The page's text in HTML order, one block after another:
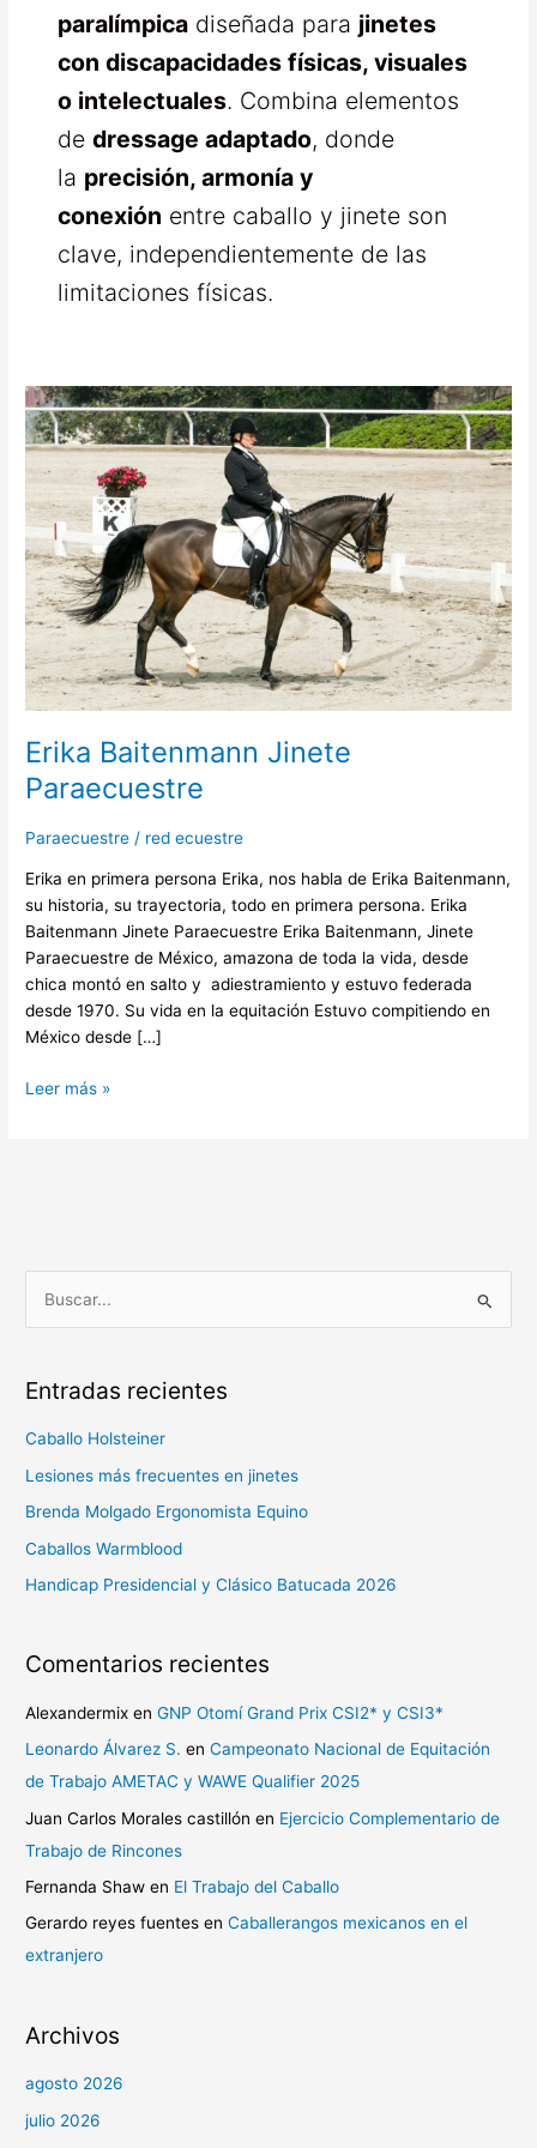
paralímpica diseñada para jinetes
con discapacidades físicas, visuales
o intelectuales. Combina elementos
dedressage adaptado, donde
la precisión, armonía y
conexión entre caballo y jinete son
clave, independientemente de las
limitaciones físicas.
Erika Baitenmann Jinete
Paraecuestre
Paraecuestre / red ecuestre
Erika en primera persona Erika, nos habla de Erika Baitenmann,
su historia, su trayectoria, todo en primera persona. Erika
Baitenmann Jinete Paraecuestre Erika Baitenmann, Jinete
Paraecuestre de México, amazona de toda la vida, desde
chica montó en salto y adiestramiento y estuvo federada
desde 1970. Su vida en la equitación Estuvo compitiendo en
México desde […]
Erika
Baitenmann
Jinete
Paraecuestre
Leer más »
c
a
r
:
Entradas recientes
Caballo Holsteiner
Lesiones más frecuentes en jinetes
Brenda Molgado Ergonomista Equino
Caballos Warmblood
Handicap Presidencial y Clásico Batucada 2026
Comentarios recientes
Alexandermix enGNP Otomí Grand Prix CSI2* y CSI3*
Leonardo Álvarez S. enCampeonato Nacional de Equitación
de Trabajo AMETAC y WAWE Qualifier 2025
Juan Carlos Morales castillón en Ejercicio Complementario de
Trabajo de Rincones
Fernanda Shaw en El Trabajo del Caballo
Gerardo reyes fuentes enCaballerangos mexicanos en el
extranjero
Archivos
agosto 2026
julio 2026